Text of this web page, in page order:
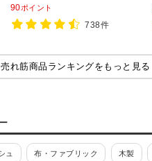
90ポイント
738件
売れ筋商品ランキングをもっと見る
ュ 布・ファブリック 木製